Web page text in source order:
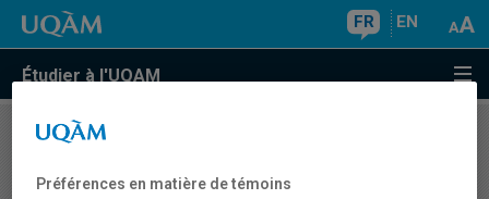
FR EN
Étudier à l'UQAM
COURS//
Préférences en matière de témoins